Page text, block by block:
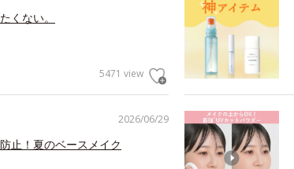
くない。
5471 view
2026/06/29
止！夏のベースメイク